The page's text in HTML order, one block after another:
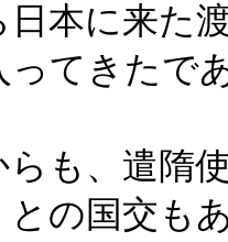
本に来た
ってきたで
も、遣隋
との国交も